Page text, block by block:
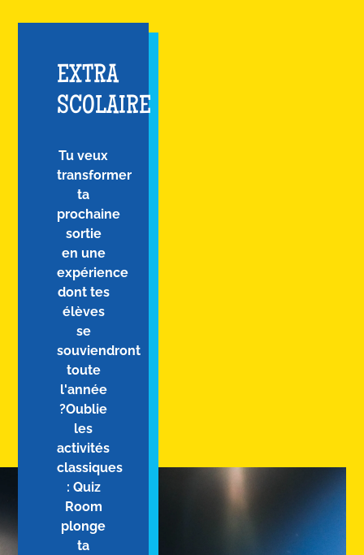
EXTRA
SCOLAIRE
Tu veux
transformer
ta
prochaine
sortie
en une
expérience
dont tes
élèves
se
souviendront
toute
l'année
?Oublie
les
activités
classiques
: Quiz
Room
plonge
ta